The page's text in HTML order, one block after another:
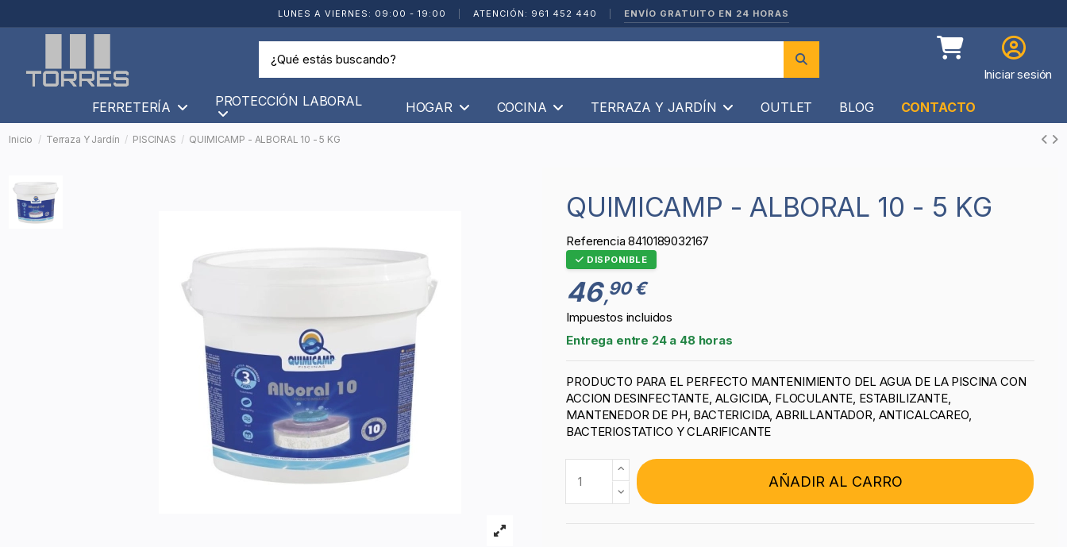
LUNES A VIERNES: 09:00 - 19:00 ATENCIÓN: 961 452 440 ENVÍO GRATUITO EN 24 HORAS
Iniciar sesión
FERRETERÍA PROTECCIÓN LABORAL HOGAR COCINA TERRAZA Y JARDÍN OUTLET BLOG CONTACTO
Inicio Terraza Y Jardín PISCINAS QUIMICAMP - ALBORAL 10 - 5 KG
QUIMICAMP - ALBORAL 10 - 5 KG
Referencia 8410189032167
DISPONIBLE
46,90 €
Impuestos incluidos
Entrega entre 24 a 48 horas
PRODUCTO PARA EL PERFECTO MANTENIMIENTO DEL AGUA DE LA PISCINA CON
ACCION DESINFECTANTE, ALGICIDA, FLOCULANTE, ESTABILIZANTE,
MANTENEDOR DE PH, BACTERICIDA, ABRILLANTADOR, ANTICALCAREO,
BACTERIOSTATICO Y CLARIFICANTE
AÑADIR AL CARRO